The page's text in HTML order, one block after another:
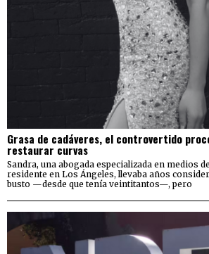
Grasa de cadáveres, el controvertido
restaurar curvas
Sandra, una abogada especializada en medios
residente en Los Ángeles, llevaba años
busto —desde que tenía veintitantos—, pero